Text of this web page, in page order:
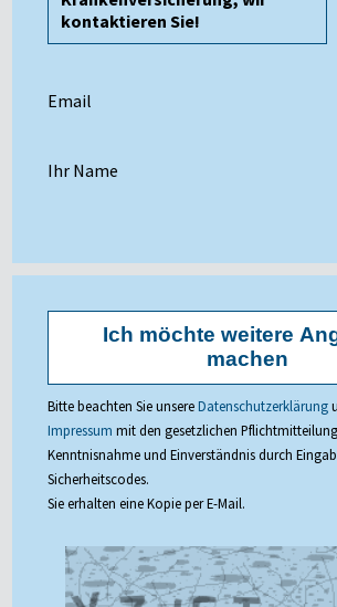
kontaktieren Sie!
Email
Ihr Name
Geburtsdatum
Telefon
Strasse
PLZ / Ort
Möchten Sie Ihr Anliegen
Ich wünsche keine Anrufe (nur E-Mail)
Ich möchte weitere
machen
Bitte beachten Sie unsereDatenschutzerklärung
Impressum mit den gesetzlichen Pflichtmitteilungen und erklären
Kenntnisnahme und Einverständnis durch
Sicherheitscodes.
Sie erhalten eine Kopie per E-Mail.